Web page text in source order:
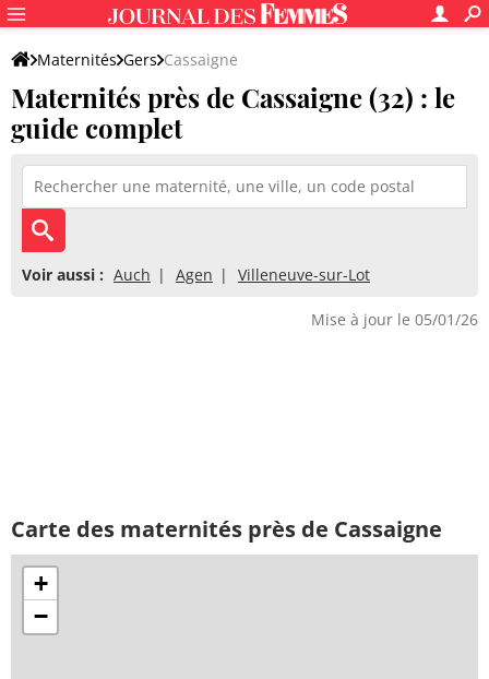
Maternités Gers Cassaigne
Maternités près de Cassaigne (32) : le
guide complet
Voir aussi : Auch Agen Villeneuve-sur-Lot
Mise à jour le 05/01/26
Carte des maternités près de Cassaigne
+
−